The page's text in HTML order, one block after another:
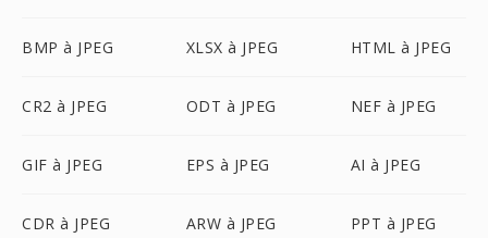
BMP à JPEG XLSX à JPEG HTML à JPEG
CR2 à JPEG ODT à JPEG NEF à JPEG
GIF à JPEG EPS à JPEG AI à JPEG
CDR à JPEG ARW à JPEG PPT à JPEG